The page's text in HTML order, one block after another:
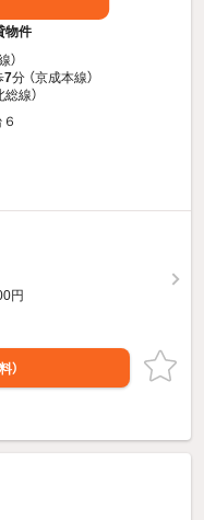
物件
）
7分 （京成本線）
総線）
円
）